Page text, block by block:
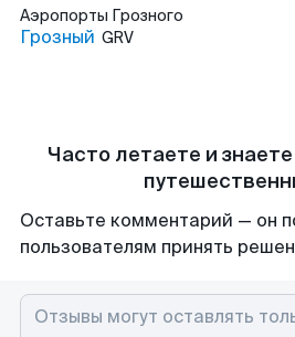
Аэропорты Грозного
Грозный GRV
Часто летаете и
Оставьте комментарий — он
пользователям принять